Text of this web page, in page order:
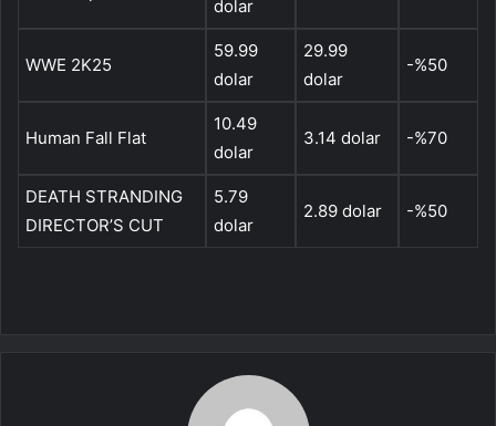
dolar
WWE 2K25
59.99
dolar
29.99
dolar
-%50
Human Fall Flat
10.49
dolar
3.14 dolar -%70
DEATH STRANDING
DIRECTOR’S CUT
5.79
dolar
2.89 dolar -%50